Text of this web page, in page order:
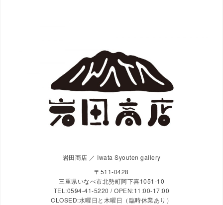
岩田商店 ／ Iwata Syouten gallery
〒511-0428
三重県いなべ市北勢町阿下喜1051-10
TEL:0594-41-5220 / OPEN:11:00-17:00
CLOSED:水曜日と木曜日（臨時休業あり）